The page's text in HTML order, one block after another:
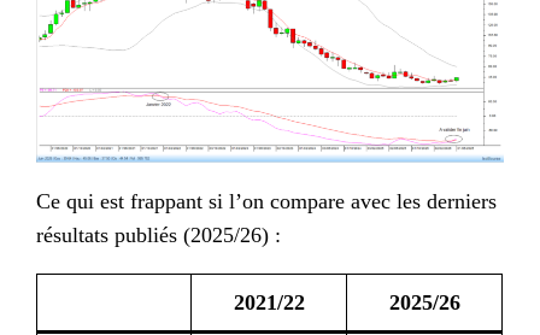
Ce qui est frappant si l’on compare avec les derniers
résultats publiés (2025/26) :
2021/22 2025/26